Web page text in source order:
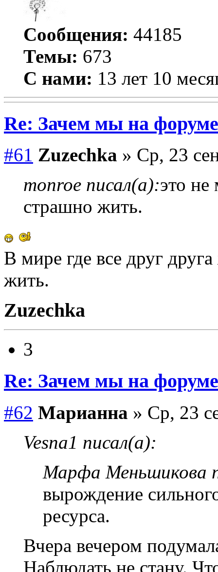
Сообщения: 44185
Темы: 673
С нами: 13 лет 10
Re: Зачем мы на
#61 Zuzechka » Ср, 23
monroe писал(а):это не
страшно жить.
В мире где все друг
жить.
Zuzechka
3
Re: Зачем мы на
#62 Марианна » Ср, 23
Vesna1 писал(а):
Марфа Меньшикова
вырождение
ресурса.
Вчера вечером
Наблюдать не стану.